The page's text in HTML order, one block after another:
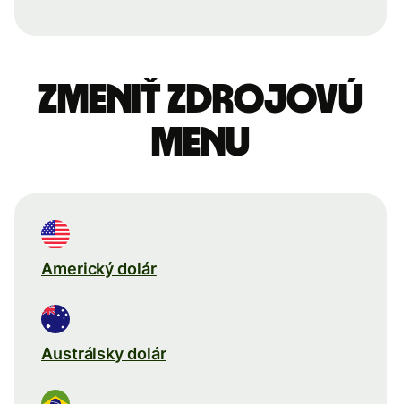
Zmeniť zdrojovú
menu
Americký dolár
Austrálsky dolár